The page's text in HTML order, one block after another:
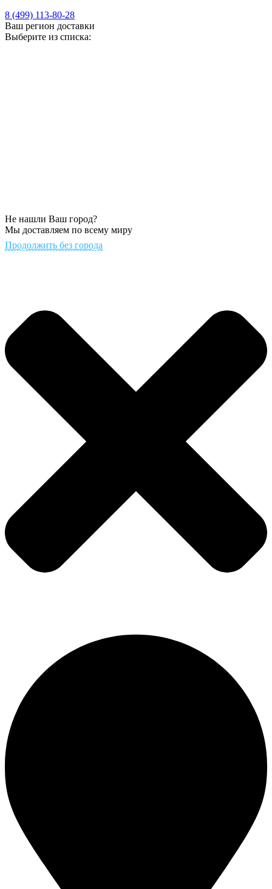
8 (499) 113-80-28
Ваш регион доставки
Выберите из списка:
Не нашли Ваш город?
Мы доставляем по всему миру
Продолжить без города